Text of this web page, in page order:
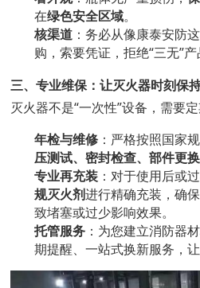
在绿色安全区域。
核渠道 ：务必从像康泰安防
购，索要凭证，拒绝“三无”产
三、专业维保：让灭火器时刻保
灭火器不是“一次性”设备，需要
年检与维修 ：严格按照国家
压测试、密封检查、部件更换
专业再充装 ：对于使用后或
规灭火剂进行精确充装，确保
致堵塞或过少影响效果。
托管服务 ：为您建立消防器
期提醒、一站式换新服务，让